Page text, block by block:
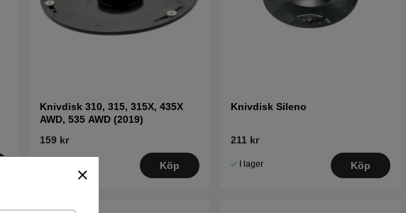
Knivdisk 310, 315, 315X, 435X
AWD, 535 AWD (2019)
159 kr
Köp
Knivdisk Sileno
211 kr
I lager Köp